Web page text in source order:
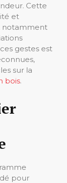
Cette
et
notamment
gestes est
sur la
bois.
pour